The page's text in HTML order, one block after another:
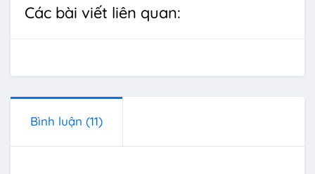
Các bài viết liên quan:
Bình luận (11)